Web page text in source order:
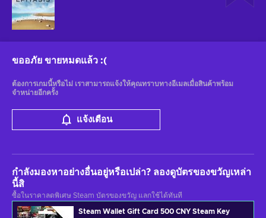
ขออภัย ขายหมดแล้ว :(
ต้องการเกมนี้หรือไม่ เราสามารถแจ้งให้คุณทราบทางอีเมลเมื่อสินค้าพร้อม
จำหน่ายอีกครั้ง
แจ้งเตือน
กำลังมองหาอย่างอื่นอยู่หรือเปล่า? ลองดูบัตรของขวัญเหล่า
นี้สิ
ซื้อในราคาลดพิเศษ Steam บัตรของขวัญ แลกใช้ได้ทันที
Steam Wallet Gift Card 500 CNY Steam Key